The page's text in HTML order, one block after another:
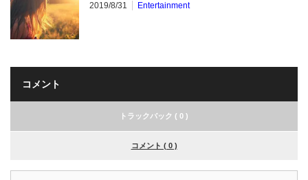
2019/8/31 Entertainment
コメント
トラックバック ( 0 )
コメント ( 0 )